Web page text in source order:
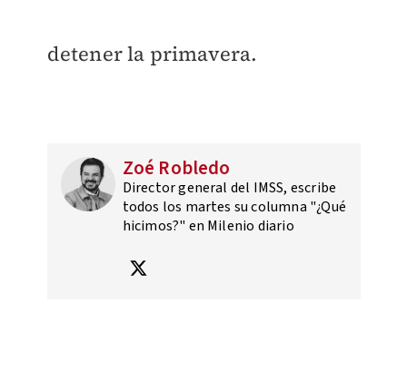
detener la primavera.
Zoé Robledo
Director general del IMSS, escribe
todos los martes su columna "¿Qué
hicimos?" en Milenio diario